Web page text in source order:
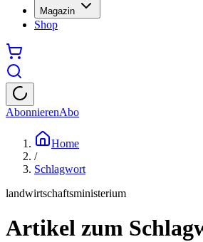
Magazin
Shop
AbonnierenAbo
Home
/
Schlagwort
landwirtschaftsministerium
Artikel zum